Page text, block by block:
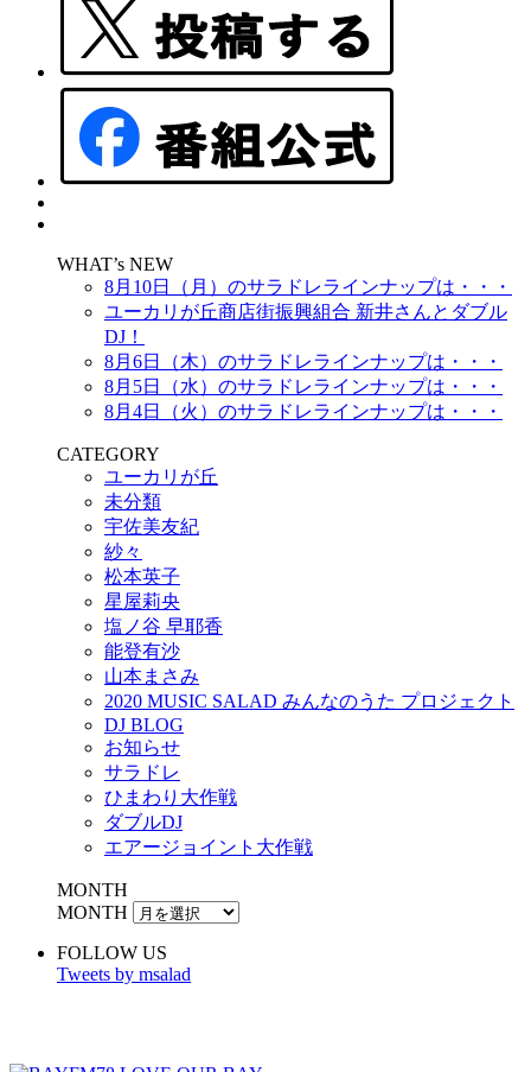
WHAT’s NEW
8月10日（月）のサラドレラインナップは・・・
ユーカリが丘商店街振興組合 新井さんとダブル
DJ！
8月6日（木）のサラドレラインナップは・・・
8月5日（水）のサラドレラインナップは・・・
8月4日（火）のサラドレラインナップは・・・
CATEGORY
ユーカリが丘
未分類
宇佐美友紀
紗々
松本英子
星屋莉央
塩ノ谷 早耶香
能登有沙
山本まさみ
2020 MUSIC SALAD みんなのうた プロジェクト
DJ BLOG
お知らせ
サラドレ
ひまわり大作戦
ダブルDJ
エアージョイント大作戦
MONTH
MONTH
FOLLOW US
Tweets by msalad